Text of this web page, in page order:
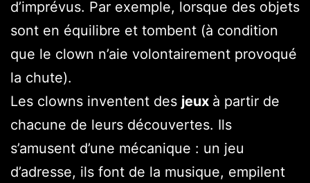
d’imprévus. Par exemple, lorsque des objets
sont en équilibre et tombent (à condition
que le clown n’aie volontairement provoqué
la chute).
Les clowns inventent des jeux à partir de
chacune de leurs découvertes. Ils
s’amusent d’une mécanique : un jeu
d’adresse, ils font de la musique, empilent